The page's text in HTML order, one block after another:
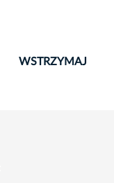
WSTRZYMAJ